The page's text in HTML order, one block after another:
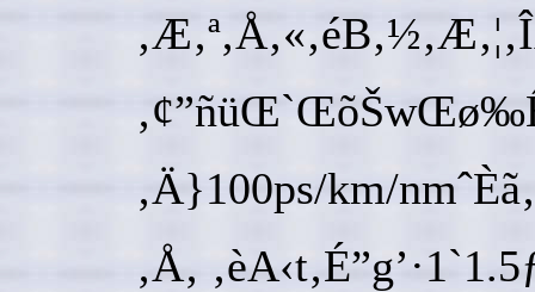
‚Ä}100ps/km/
‚Å‚